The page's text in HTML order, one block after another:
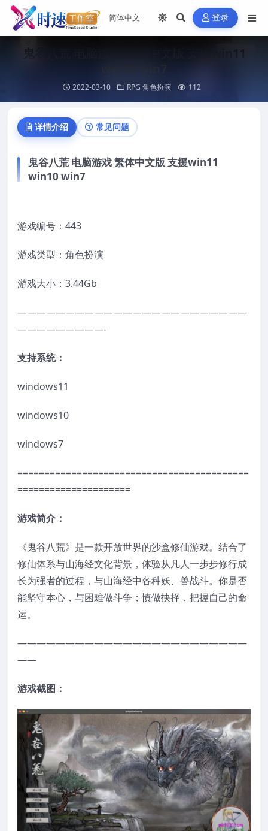
登录
鬼谷八荒 电脑游戏 繁体中文版 支援win11
2022-03-10 RPG 角色扮演 112
详情介绍 常见问题
鬼谷八荒 电脑游戏 繁体中文版 支援win11
win10 win7
游戏编号：443
游戏类型：角色扮演
游戏大小：3.44Gb
————————————————————————
—————————-
支持系统：
windows11
windows10
windows7
===========================================
=====================
游戏简介：
《鬼谷八荒》是一款开放世界的沙盒修仙游戏。结合了
修仙体系与山海经文化背景，体验从凡人一步步修行成
长为强者的过程，与山海经中各种妖、兽战斗。你是否
能坚守本心，与困难做斗争；慎做抉择，把握自己的命
运。
————————————————————————
——
游戏截图：